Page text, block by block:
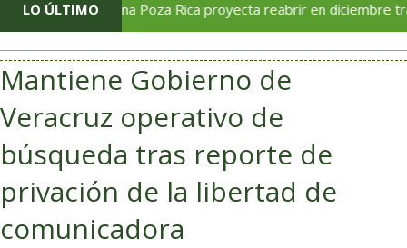
LO ÚLTIMO
Soriana Poza Rica proyecta reabrir en diciembre tras
Mantiene Gobierno de
Veracruz operativo de
búsqueda tras reporte de
privación de la libertad de
comunicadora